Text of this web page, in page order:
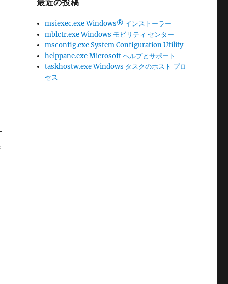
最近の投稿
msiexec.exe Windows® インストーラー
mblctr.exe Windows モビリティ センター
msconfig.exe System Configuration Utility
helppane.exe Microsoft ヘルプとサポート
taskhostw.exe Windows タスクのホスト プロ
セス